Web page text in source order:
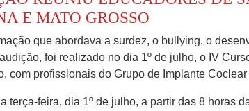
E MATO GROSSO
que abordava a surdez, o bullying, o
foi realizado no dia 1º de julho, o IV
com profissionais do Grupo de Implante
terça-feira, dia 1º de julho, a partir das 8 horas